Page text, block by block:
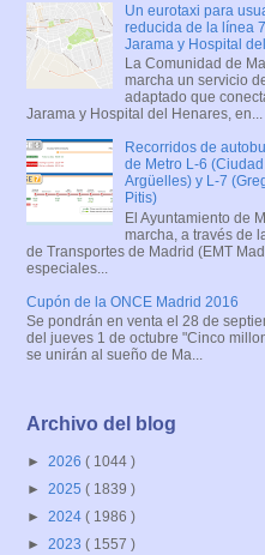
Un eurotaxi para
reducida de la línea
Jarama y Hospital
La Comunidad de
marcha un servicio
adaptado que
Jarama y Hospital del Henares, en...
Recorridos de
de Metro L-6
Argüelles) y L-7
Pitis)
El Ayuntamiento de
marcha, a través de
de Transportes de Madrid (EMT
especiales...
Cupón de la ONCE Madrid 2016
Se pondrán en venta el 28 de
del jueves 1 de octubre "Cinco
se unirán al sueño de Ma...
Archivo del blog
► 2026 ( 1044 )
► 2025 ( 1839 )
► 2024 ( 1986 )
► 2023 ( 1557 )